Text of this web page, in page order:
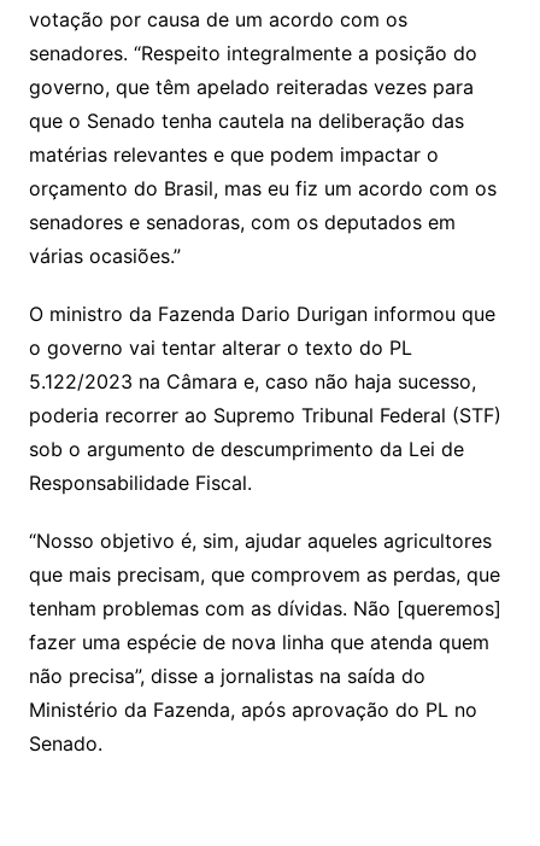
votação por causa de um acordo com os
senadores. “Respeito integralmente a posição do
governo, que têm apelado reiteradas vezes para
que o Senado tenha cautela na deliberação das
matérias relevantes e que podem impactar o
orçamento do Brasil, mas eu fiz um acordo com os
senadores e senadoras, com os deputados em
várias ocasiões.”
O ministro da Fazenda Dario Durigan informou que
o governo vai tentar alterar o texto do PL
5.122/2023 na Câmara e, caso não haja sucesso,
poderia recorrer ao Supremo Tribunal Federal (STF)
sob o argumento de descumprimento da Lei de
Responsabilidade Fiscal.
“Nosso objetivo é, sim, ajudar aqueles agricultores
que mais precisam, que comprovem as perdas, que
tenham problemas com as dívidas. Não [queremos]
fazer uma espécie de nova linha que atenda quem
não precisa”, disse a jornalistas na saída do
Ministério da Fazenda, após aprovação do PL no
Senado.